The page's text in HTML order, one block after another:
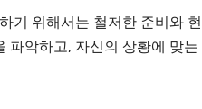
기 위해서는 철저한 준비와 현
파악하고, 자신의 상황에 맞는